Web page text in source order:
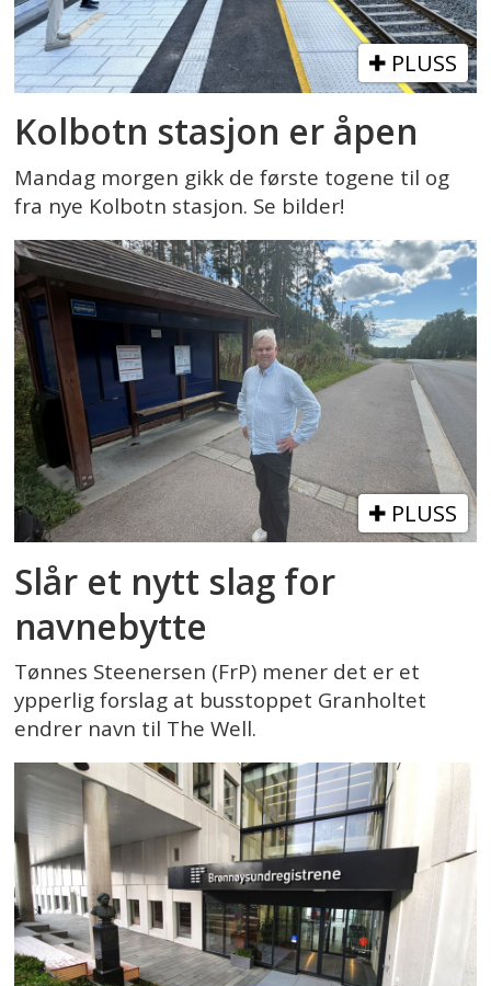
PLUSS
Kolbotn stasjon er åpen
Mandag morgen gikk de første togene til og
fra nye Kolbotn stasjon. Se bilder!
PLUSS
Slår et nytt slag for
navnebytte
Tønnes Steenersen (FrP) mener det er et
ypperlig forslag at busstoppet Granholtet
endrer navn til The Well.